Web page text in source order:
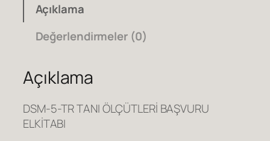
a
l
ü
t
Açıklama
Değerlendirmeler (0)
Açıklama
DSM-5-TR TANI ÖLÇÜTLERİ BAŞVURU
ELKİTABI